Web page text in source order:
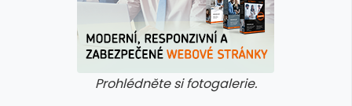
Prohlédněte si fotogalerie.